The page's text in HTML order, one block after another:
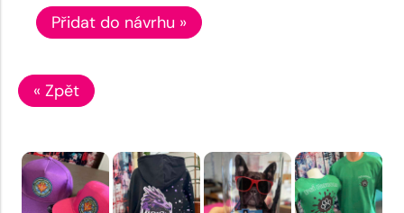
Přidat do návrhu »
« Zpět